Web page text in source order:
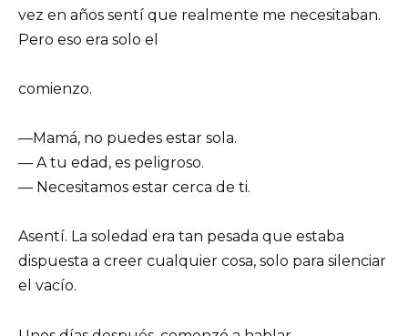
vez en años sentí que realmente me necesitaban.
Pero eso era solo el
comienzo.
—Mamá, no puedes estar sola.
— A tu edad, es peligroso.
— Necesitamos estar cerca de ti.
Asentí. La soledad era tan pesada que estaba
dispuesta a creer cualquier cosa, solo para silenciar
el vacío.